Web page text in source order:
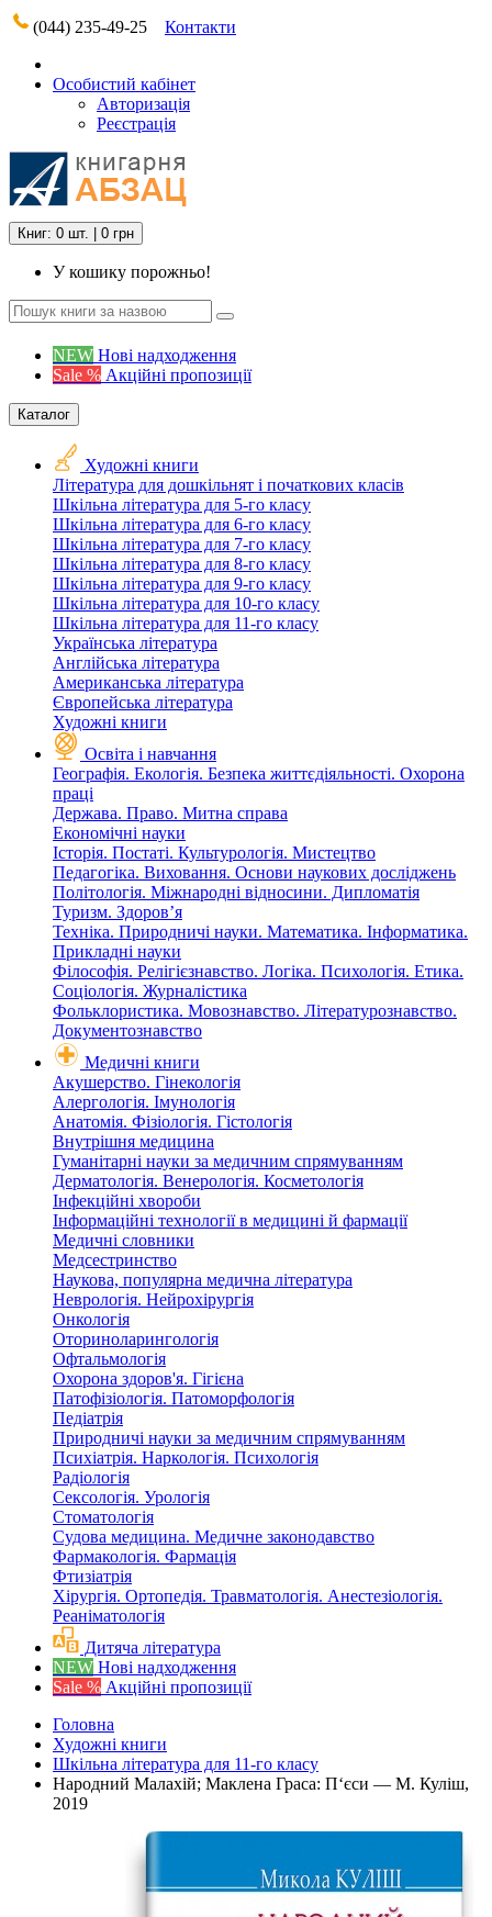
(044) 235-49-25 Контакти
Особистий кабінет
Авторизація
Реєстрація
Книг: 0 шт. | 0 грн
У кошику порожньо!
NEW Нові надходження
Sale % Акційні пропозиції
Каталог
Художні книги
Література для дошкільнят і початкових класів
Шкільна література для 5-го класу
Шкільна література для 6-го класу
Шкільна література для 7-го класу
Шкільна література для 8-го класу
Шкільна література для 9-го класу
Шкільна література для 10-го класу
Шкільна література для 11-го класу
Українська література
Англійська література
Американська література
Європейська література
Художні книги
Освіта і навчання
Географія. Екологія. Безпека життєдіяльності. Охорона
праці
Держава. Право. Митна справа
Економічні науки
Історія. Постаті. Культурологія. Мистецтво
Педагогіка. Виховання. Основи наукових досліджень
Політологія. Міжнародні відносини. Дипломатія
Туризм. Здоров’я
Техніка. Природничі науки. Математика. Інформатика.
Прикладні науки
Філософія. Релігієзнавство. Логіка. Психологія. Етика.
Соціологія. Журналістика
Фольклористика. Мовознавство. Літературознавство.
Документознавство
Медичні книги
Акушерство. Гінекологія
Алергологія. Імунологія
Анатомія. Фізіологія. Гістологія
Внутрішня медицина
Гуманітарні науки за медичним спрямуванням
Дерматологія. Венерологія. Косметологія
Інфекційні хвороби
Інформаційні технології в медицині й фармації
Медичні словники
Медсестринство
Наукова, популярна медична література
Неврологія. Нейрохірургія
Онкологія
Оториноларингологія
Офтальмологія
Охорона здоров'я. Гігієна
Патофізіологія. Патоморфологія
Педіатрія
Природничі науки за медичним спрямуванням
Психіатрія. Наркологія. Психологія
Радіологія
Сексологія. Урологія
Стоматологія
Судова медицина. Медичне законодавство
Фармакологія. Фармація
Фтизіатрія
Хірургія. Ортопедія. Травматологія. Анестезіологія.
Реаніматологія
Дитяча література
NEW Нові надходження
Sale % Акційні пропозиції
Головна
Художні книги
Шкільна література для 11-го класу
Народний Малахій; Маклена Граса: П‘єси — М. Куліш,
2019